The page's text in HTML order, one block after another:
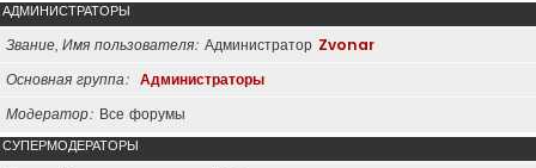
к
АДМИНИСТРАТОРЫ
Звание, Имя пользователя Администратор Zvonar
Основная группа
Администраторы
Модератор Все форумы
СУПЕРМОДЕРАТОРЫ